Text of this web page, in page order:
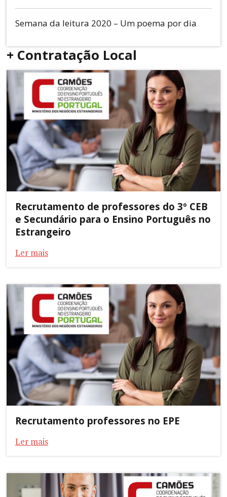
Semana da leitura 2020 – Um poema por dia
+ Contratação Local
Recrutamento de professores do 3º CEB
e Secundário para o Ensino Português no
Estrangeiro
Ler mais
Recrutamento professores no EPE
Ler mais